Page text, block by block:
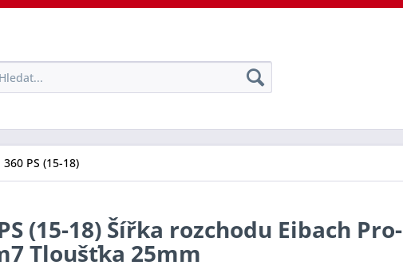
PS (15-18)
(15-18) Šířka rozchodu Eibach Pro-
Tloušťka 25mm